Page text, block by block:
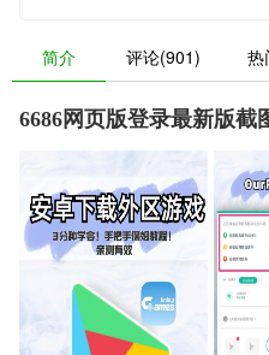
简介 评论(901) 热
6686网页版登录最新版截